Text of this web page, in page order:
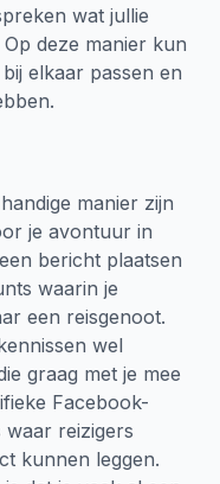
wat jullie
deze manier kun
elkaar passen en
manier zijn
je avontuur in
bericht plaatsen
waarin je
een reisgenoot.
wel
graag met je mee
Facebook-
reizigers
kunnen leggen.